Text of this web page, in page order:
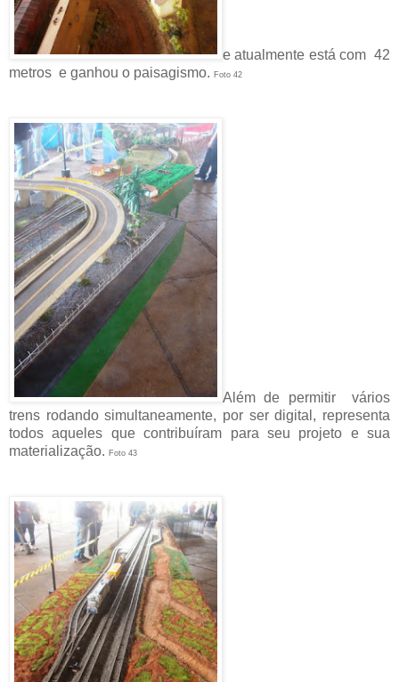
e atualmente está com 42
metros e ganhou o paisagismo. Foto 42
Além de permitir vários
trens rodando simultaneamente, por ser digital, representa
todos aqueles que contribuíram para seu projeto e sua
materialização. Foto 43